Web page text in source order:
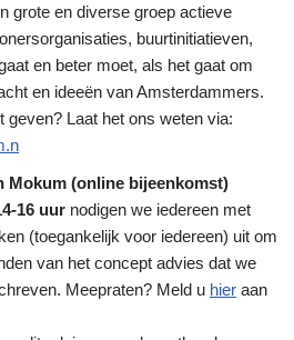
grote en diverse groep actieve
buurtinitiatieven,
en beter moet, als het gaat om
en ideeën van Amsterdammers.
geven? Laat het ons weten via:
Mokum (online bijeenkomst)
16 uur nodigen we iedereen met
(toegankelijk voor iedereen) uit om
van het concept advies dat we
Meepraten? Meld u hier aan